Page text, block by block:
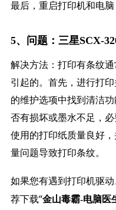
最后，重启打印机和电脑
5、问题：三星SCX-
解决方法：打印有条纹
引起的。首先，进行打
的维护选项中找到清洁
否有损坏或墨水不足，
使用的打印纸质量良好
量问题导致打印条纹。
如果您有遇到打印机驱
荐下载“金山毒霸-电脑医